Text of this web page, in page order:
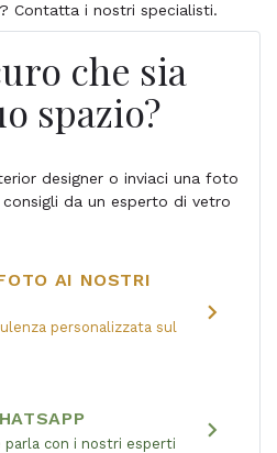
Contatta i nostri specialisti.
che sia
spazio?
designer o inviaci una foto
da un esperto di vetro
AI NOSTRI
personalizzata sul
chevron_right
parla con i nostri esperti chevron_right